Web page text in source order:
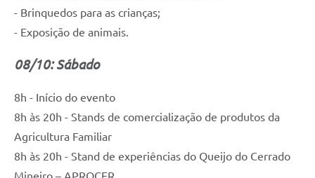
- Brinquedos para as crianças;
- Exposição de animais.
08/10: Sábado
8h - Início do evento
8h às 20h - Stands de comercialização de produtos da
Agricultura Familiar
8h às 20h - Stand de experiências do Queijo do Cerrado